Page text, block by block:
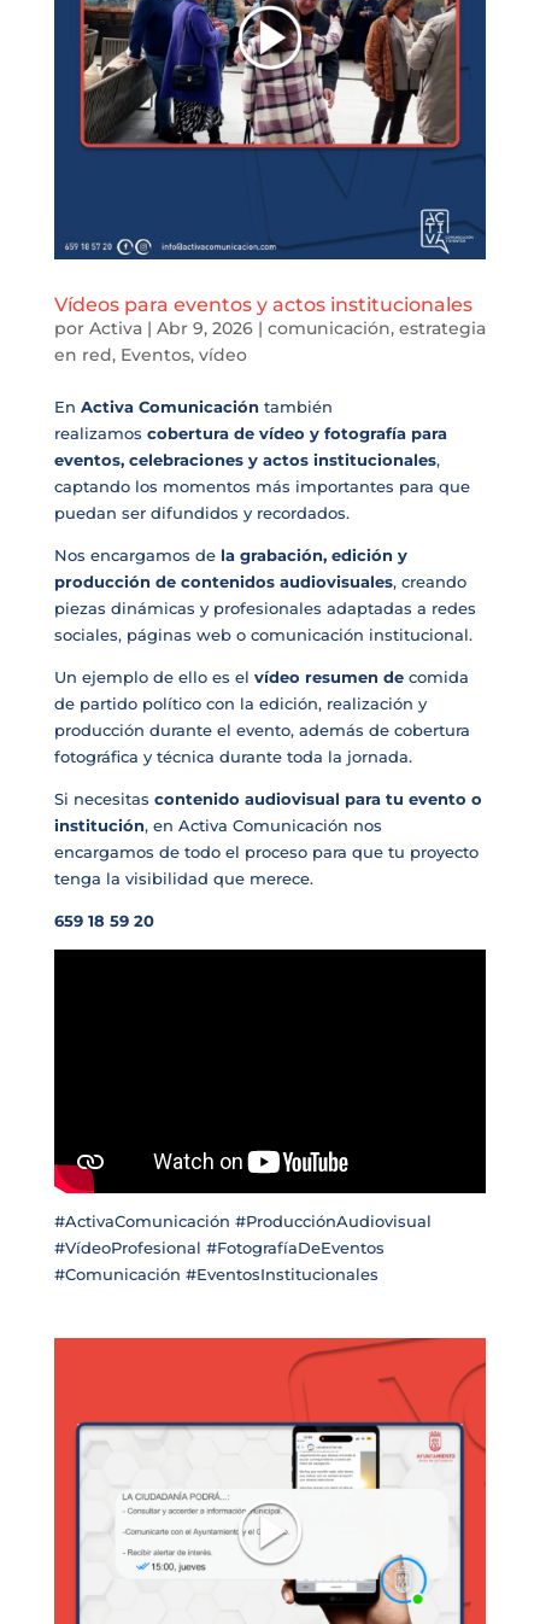
Vídeos para eventos y actos institucionales
por Activa| Abr 9, 2026| comunicación, estrategia
en red, Eventos, vídeo
En Activa Comunicación también
realizamos cobertura de vídeo y fotografía para
eventos, celebraciones y actos institucionales,
captando los momentos más importantes para que
puedan ser difundidos y recordados.
Nos encargamos de la grabación, edición y
producción de contenidos audiovisuales, creando
piezas dinámicas y profesionales adaptadas a redes
sociales, páginas web o comunicación institucional.
Un ejemplo de ello es el vídeo resumen decomida
de partido político con la edición, realización y
producción durante el evento, además de cobertura
fotográfica y técnica durante toda la jornada.
Si necesitas contenido audiovisual para tu evento o
institución, en Activa Comunicación nos
encargamos de todo el proceso para que tu proyecto
tenga la visibilidad que merece.
659 18 59 20
#ActivaComunicación #ProducciónAudiovisual
#VídeoProfesional #FotografíaDeEventos
#Comunicación #EventosInstitucionales